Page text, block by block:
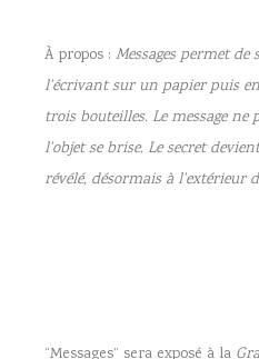
À propos : Messages permet de
l’écrivant sur un papier puis
trois bouteilles. Le message ne
l’objet se brise. Le secret
révélé, désormais à l’extérieur
“Messages” sera exposé à la